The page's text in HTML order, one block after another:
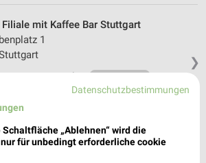
❯
mit Kaffee Bar Stuttgart
1
- 20:00 Uhr |
family Tübingen
Datenschutzbestimmungen
„Ablehnen“ wird die
für unbedingt erforderliche cookie